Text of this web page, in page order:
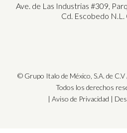
Ave. de Las Industrias #309,
Cd. Escobedo N.L.
© Grupo Italo de México, S.A. de C.V
Todos los derechos
Aviso de Privacidad |